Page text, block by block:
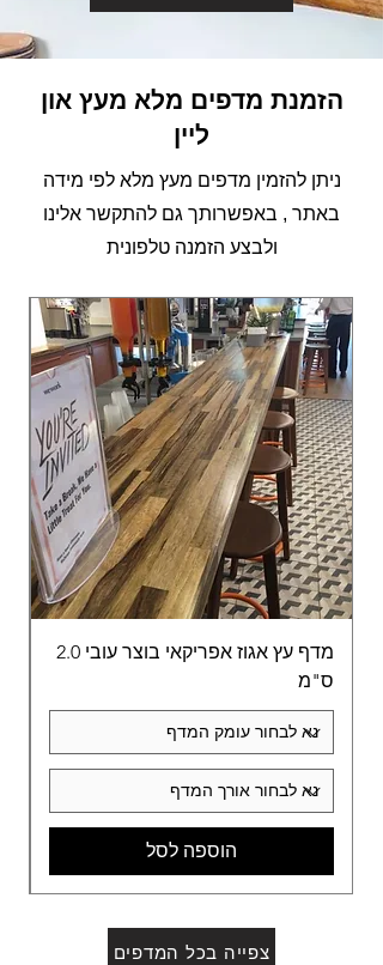
הזמנת מדפים מלא מעץ און
ליין
ניתן להזמין מדפים מעץ מלא לפי מידה
באתר , באפשרותך גם להתקשר אלינו
ולבצע הזמנה טלפונית
מדף עץ אגוז אפריקאי בוצר עובי 2.0
ס"מ
הוספה לסל
צפייה בכל המדפים